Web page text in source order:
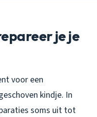
je je
voor een
kindje. In
soms uit tot